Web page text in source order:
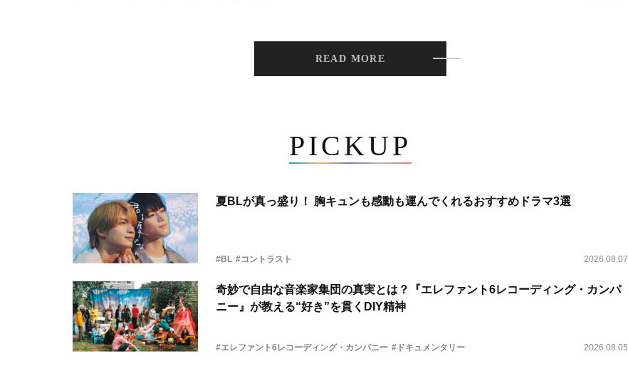
READ MORE
PICKUP
夏BLが真っ盛り！ 胸キュンも感動も運んでくれるおすすめドラマ3選
#BL #コントラスト 2026.08.07
奇妙で自由な音楽家集団の真実とは？『エレファント6レコーディング・カンパ
ニー』が教える“好き”を貫くDIY精神
#エレファント6レコーディング・カンパニー #ドキュメンタリー 2026.08.05